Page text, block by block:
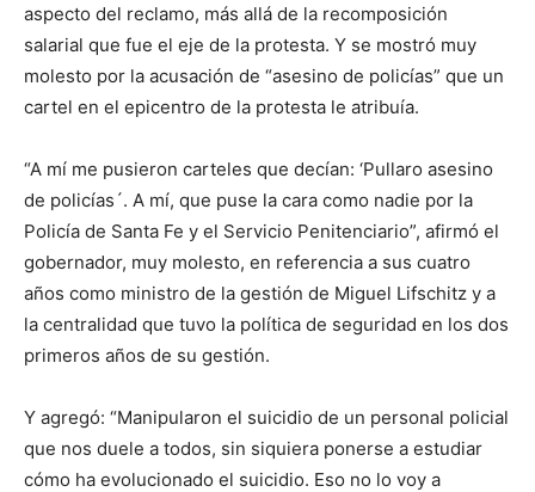
aspecto del reclamo, más allá de la recomposición
salarial que fue el eje de la protesta. Y se mostró muy
molesto por la acusación de “asesino de policías” que un
cartel en el epicentro de la protesta le atribuía.
“A mí me pusieron carteles que decían: ‘Pullaro asesino
de policías´. A mí, que puse la cara como nadie por la
Policía de Santa Fe y el Servicio Penitenciario”, afirmó el
gobernador, muy molesto, en referencia a sus cuatro
años como ministro de la gestión de Miguel Lifschitz y a
la centralidad que tuvo la política de seguridad en los dos
primeros años de su gestión.
Y agregó: “Manipularon el suicidio de un personal policial
que nos duele a todos, sin siquiera ponerse a estudiar
cómo ha evolucionado el suicidio. Eso no lo voy a